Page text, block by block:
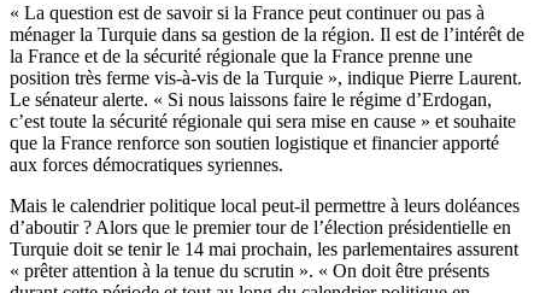
« La question est de savoir si la France peut continuer ou pas à
ménager la Turquie dans sa gestion de la région. Il est de l’intérêt de
la France et de la sécurité régionale que la France prenne une
position très ferme vis-à-vis de la Turquie », indique Pierre Laurent.
Le sénateur alerte. « Si nous laissons faire le régime d’Erdogan,
c’est toute la sécurité régionale qui sera mise en cause » et souhaite
que la France renforce son soutien logistique et financier apporté
aux forces démocratiques syriennes.
Mais le calendrier politique local peut-il permettre à leurs doléances
d’aboutir ? Alors que le premier tour de l’élection présidentielle en
Turquie doit se tenir le 14 mai prochain, les parlementaires assurent
« prêter attention à la tenue du scrutin ». « On doit être présents